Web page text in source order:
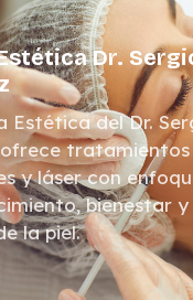
Dr.
Estética del Dr.
ofrece
y láser con
bienestar
la piel.